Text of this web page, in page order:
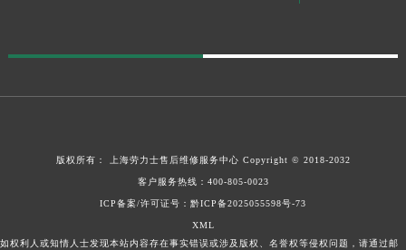
版权所有： 上海劳力士售后维修服务中心 Copyright © 2018-2032
客户服务热线： 400-805-0023
ICP备案/许可证号：黔ICP备2025055598号-73
XML
如权利人或知情人士发现本站内容存在事实错误或涉及版权、名誉权等侵权问题，请通过邮